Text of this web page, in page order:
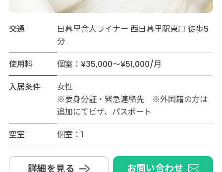
交通
日暮里舎人ライナー 西日暮里駅東口 徒歩5
分
使用料
個室：¥35,000～¥51,000/月
入居条件
女性
※要身分証・緊急連絡先 ※外国籍の方は
追加にてビザ、パスポート
空室
個室：1
詳細を見る お問い合わせ